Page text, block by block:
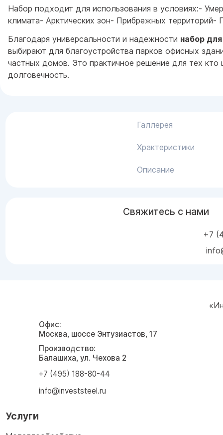
Набор подходит для использования в условиях:-
климата- Арктических зон- Прибрежных территорий-
Благодаря универсальности и надежности набор
выбирают для благоустройства парков офисных
частных домов. Это практичное решение для тех кто
долговечность.
Галлерея
Храктеристики
Описание
Свяжитесь с нами
+7
Офис:
Москва, шоссе Энтузиастов, 17
Производство:
Балашиха, ул. Чехова 2
+7 (495) 188-80-44
info@investsteel.ru
Услуги